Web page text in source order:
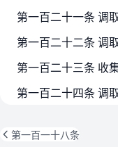
第一百一十八条